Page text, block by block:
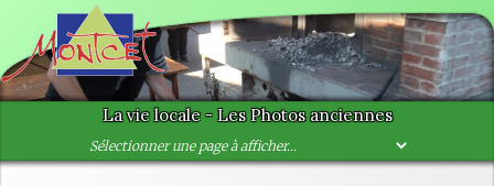
La vie locale - Les Photos anciennes